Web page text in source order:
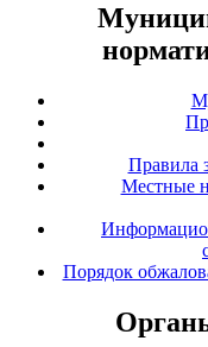
Правила
Местные
Порядок